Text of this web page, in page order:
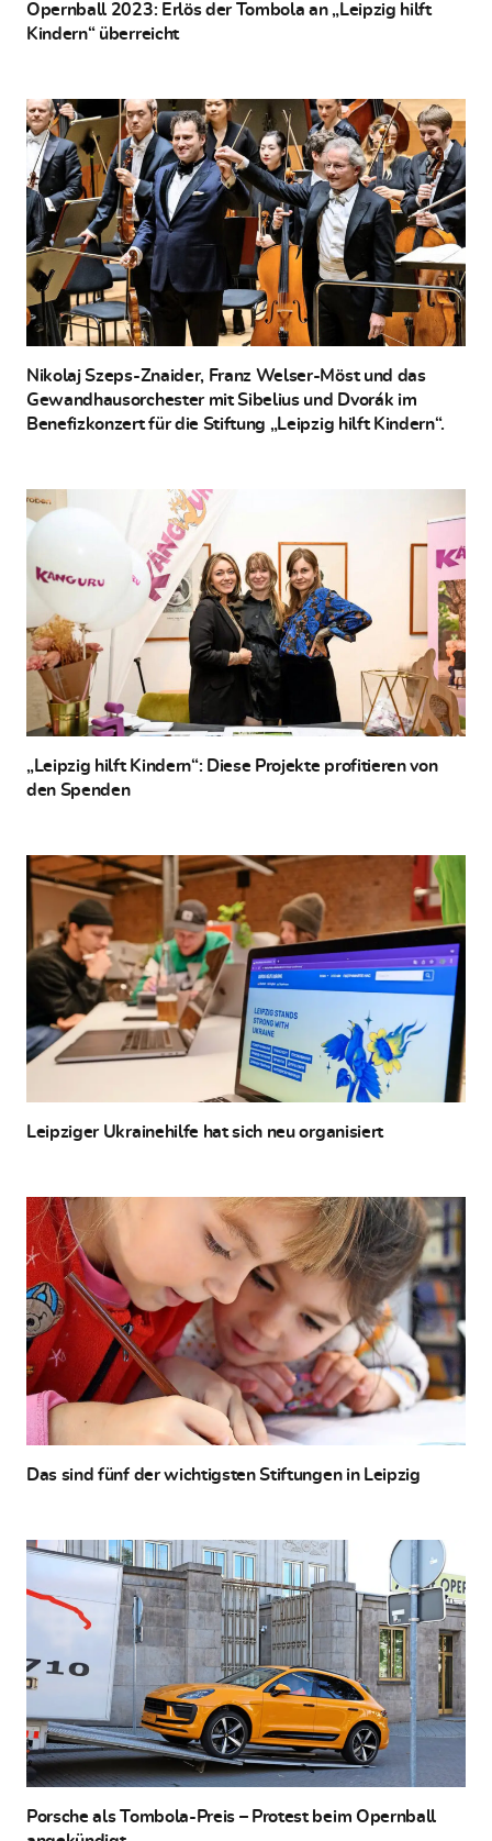
Opernball 2023: Erlös der Tombola an „Leipzig hilft
Kindern“ überreicht
Nikolaj Szeps-Znaider, Franz Welser-Möst und das
Gewandhausorchester mit Sibelius und Dvorák im
Benefizkonzert für die Stiftung „Leipzig hilft Kindern“.
„Leipzig hilft Kindern“: Diese Projekte profitieren von
den Spenden
Leipziger Ukrainehilfe hat sich neu organisiert
Das sind fünf der wichtigsten Stiftungen in Leipzig
Porsche als Tombola-Preis – Protest beim Opernball